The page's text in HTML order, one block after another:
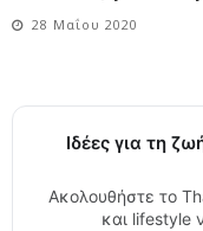
28 Μαΐου 2020
Ιδέες για τη
Ακολουθήστε το
και lifestyle